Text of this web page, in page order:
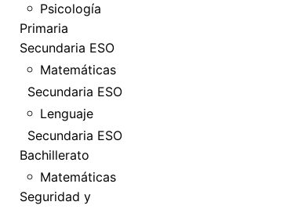
Psicología
Primaria
Secundaria ESO
Matemáticas
Secundaria ESO
Lenguaje
Secundaria ESO
Bachillerato
Matemáticas
Seguridad y